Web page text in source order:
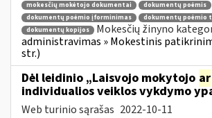
mokesčių mokėtojo dokumentai
dokumentų poėmis
dokumentų poėmio įforminimas
dokumentų poėmio
dokumentų kopijos
Mokesčių žinyno
administravimas » Mokestinis
str.)
Dėl leidinio „Laisvojo mokytojo ar
individualios veiklos vykdymo
Web turinio sąrašas 2022-10-11